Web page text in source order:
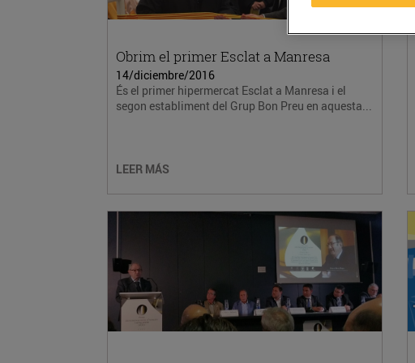
Obrim el primer Esclat a Manresa
14/diciembre/2016
És el primer hipermercat Esclat a Manresa i el
segon establiment del Grup Bon Preu en aquesta...
LEER MÁS